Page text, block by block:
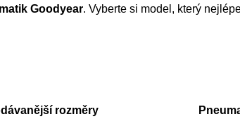
Goodyear. Vyberte si model, který
rozměry